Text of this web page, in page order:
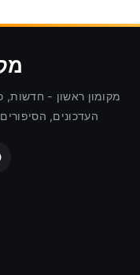
מקומון ראשון - חדשות,
העדכונים,